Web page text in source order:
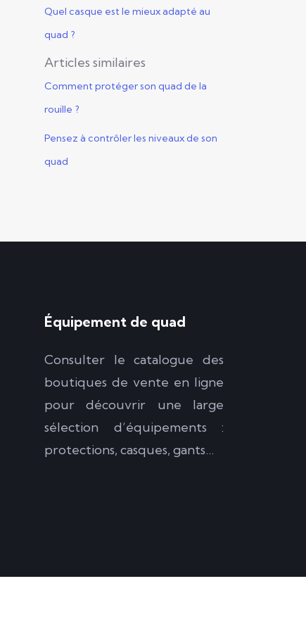
Quel casque est le mieux adapté au
quad ?
Articles similaires
Comment protéger son quad de la
rouille ?
Pensez à contrôler les niveaux de son
quad
Équipement de quad
Consulter le catalogue des
boutiques de vente en ligne
pour découvrir une large
sélection d’équipements :
protections, casques, gants…